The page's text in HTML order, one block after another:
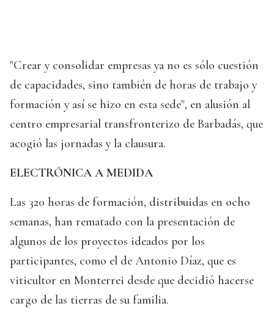
"Crear y consolidar empresas ya no es sólo cuestión
de capacidades, sino también de horas de trabajo y
formación y así se hizo en esta sede", en alusión al
centro empresarial transfronterizo de Barbadás, que
acogió las jornadas y la clausura.
ELECTRÓNICA A MEDIDA
Las 320 horas de formación, distribuidas en ocho
semanas, han rematado con la presentación de
algunos de los proyectos ideados por los
participantes, como el de Antonio Díaz, que es
viticultor en Monterrei desde que decidió hacerse
cargo de las tierras de su familia.